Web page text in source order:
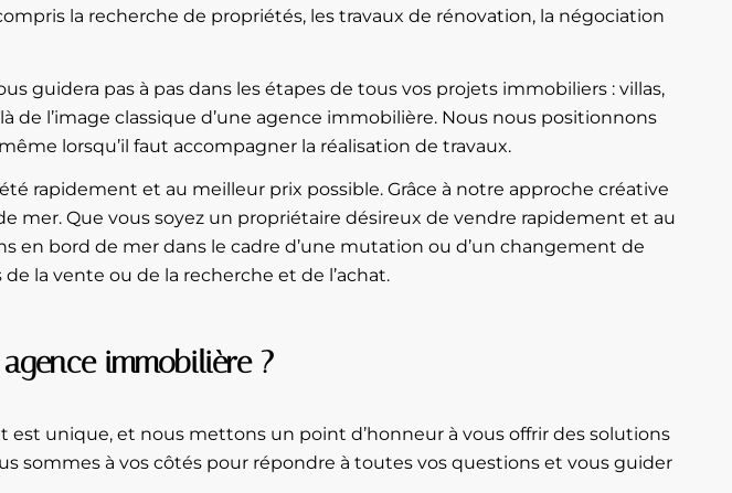
la recherche de propriétés, les travaux de rénovation, la négociation
guidera pas à pas dans les étapes de tous vos projets immobiliers : villas,
l’image classique d’une agence immobilière. Nous nous positionnons
lorsqu’il faut accompagner la réalisation de travaux.
rapidement et au meilleur prix possible. Grâce à notre approche créative
mer. Que vous soyez un propriétaire désireux de vendre rapidement et au
bord de mer dans le cadre d’une mutation ou d’un changement de
la vente ou de la recherche et de l’achat.
immobilière ?
unique, et nous mettons un point d’honneur à vous offrir des solutions
sommes à vos côtés pour répondre à toutes vos questions et vous guider